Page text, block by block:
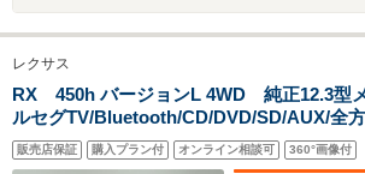
レクサス
RX 450h バージョンL 4WD 純正12.3型
ルセグTV/Bluetooth/CD/DVD/SD/AUX/全
ックカメラ/ドライブレコーダー/パワーシー
ート/ステアリングヒーター/禁煙車
販売店保証 購入プラン付 オンライン相談可 360°画像付